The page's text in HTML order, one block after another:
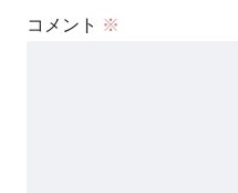
コメント ※